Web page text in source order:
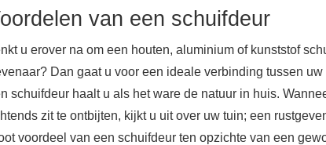
van een schuifdeur
u erover na om een houten, aluminium of kunststof
Dan gaat u voor een ideale verbinding tussen
schuifdeur haalt u als het ware de natuur in huis.
zit te ontbijten, kijkt u uit over uw tuin; een
voordeel van een schuifdeur ten opzichte van een